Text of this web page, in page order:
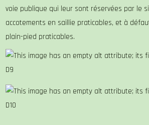
voie publique qui leur sont réservées par le
accotements en saillie praticables, et à
plain-pied praticables.
D9
D10